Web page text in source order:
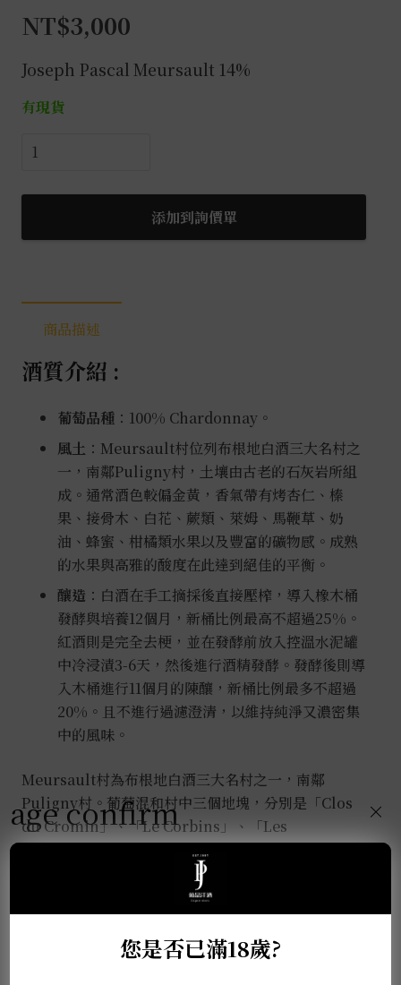
NT$3,000
Joseph Pascal Meursault 14%
有現貨
約
夫
索
酒
0.75L
量
添加到詢價單
商品描述
酒質介紹 :
葡萄品種 ：100% Chardonnay。
風土 ： Meursault村位列布根地白酒三大名村之
一，南鄰Puligny村，土壤由古老的石灰岩所組
成。通常酒色較偏金黃，香氣帶有烤杏仁、榛
果、接骨木、白花、蕨類、萊姆、馬鞭草、奶
油、蜂蜜、柑橘類水果以及豐富的礦物感。成熟
的水果與高雅的酸度在此達到絕佳的平衡。
釀造 ：白酒在手工摘採後直接壓榨，導入橡木桶
發酵與培養12個月，新桶比例最高不超過25%。
紅酒則是完全去梗，並在發酵前放入控溫水泥罐
中冷浸漬3-6天，然後進行酒精發酵。發酵後則導
入木桶進行11個月的陳釀，新桶比例最多不超過
20%。且不進行過濾澄清，以維持純淨又濃密集
中的風味。
Meursault村為布根地白酒三大名村之一，南鄰
Puligny村。葡萄混和村中三個地塊，分別是「Clos
du Cromin」、「Le Corbins」、「Les
Vireuils」。散發濃郁的黃桃和杏桃香氣，同時也充
分展現出Meursault村奶油般的柔軟質地，以及榛果
香氣。口感豐富飽滿，具有極佳的深度和陳年潛力。
age confirm
您是否已滿18歲?
×